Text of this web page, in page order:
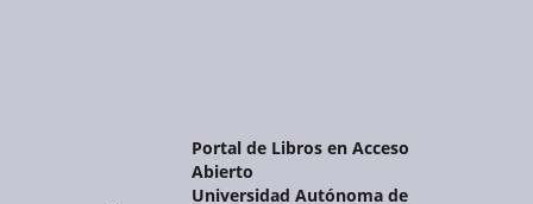
Portal de Libros en Acceso
Abierto
Universidad Autónoma de